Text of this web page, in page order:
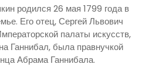
родился 26 мая 1799 года в
Его отец, Сергей Львович
палаты искусств,
Ганнибал, была правнучкой
Абрама Ганнибала.